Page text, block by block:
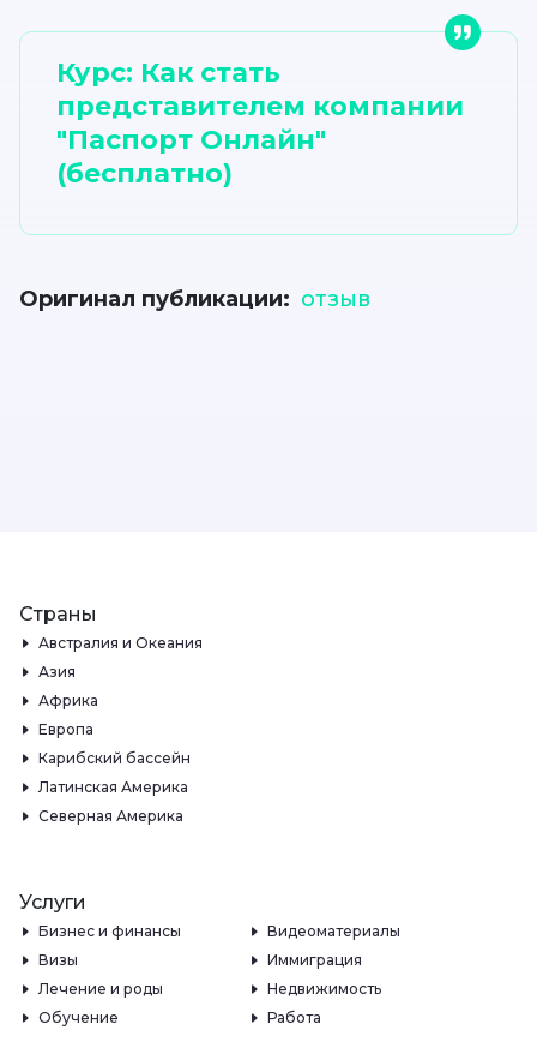
Курс: Как стать
представителем компании
"Паспорт Онлайн"
(бесплатно)
Оригинал публикации отзыв
Страны
Австралия и Океания
Азия
Африка
Европа
Карибский бассейн
Латинская Америка
Северная Америка
Услуги
Бизнес и финансы
Видеоматериалы
Визы
Иммиграция
Лечение и роды
Недвижимость
Обучение
Работа